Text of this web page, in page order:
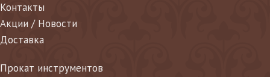
Контакты
Акции / Новости
Доставка
Прокат инструментов